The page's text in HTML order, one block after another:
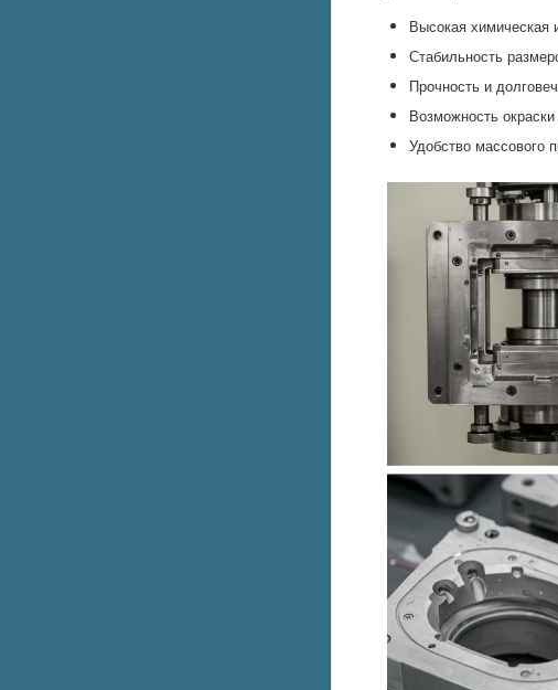
Высокая химическая
Стабильность
Прочность и
Возможность
Удобство массового